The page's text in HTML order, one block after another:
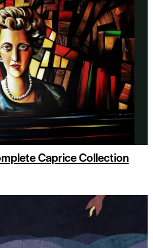
Caprice Collection